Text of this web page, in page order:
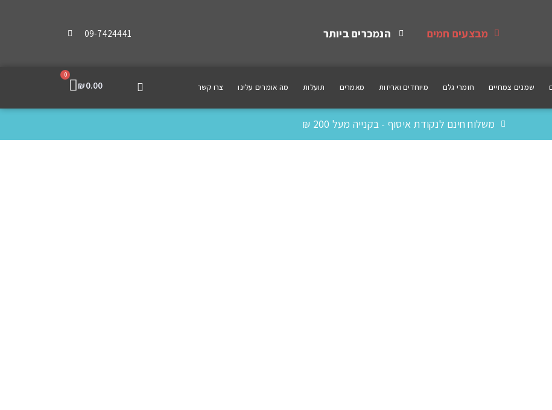
מבצעים חמים הנמכרים ביותר 09-7424441
שמנים צמחיים חומרי גלם מיוחדים ואריזות מאמרים תועלות מה אומרים עלינו צרו קשר ₪0.00
0
משלוח חינם לנקודת איסוף - בקנייה מעל 200 ₪